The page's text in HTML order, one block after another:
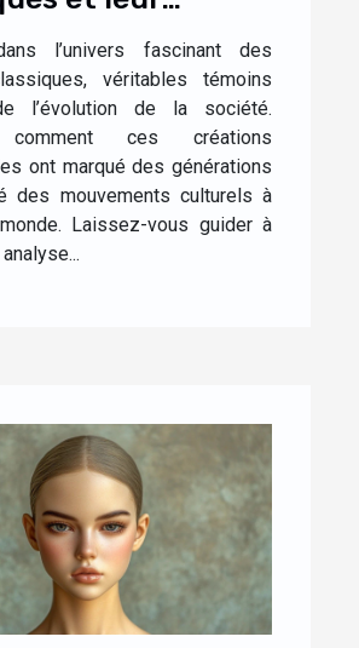
culturel
l’univers fascinant des
véritables témoins
l’évolution de la société.
comment ces créations
ont marqué des générations
des mouvements culturels à
Laissez-vous guider à